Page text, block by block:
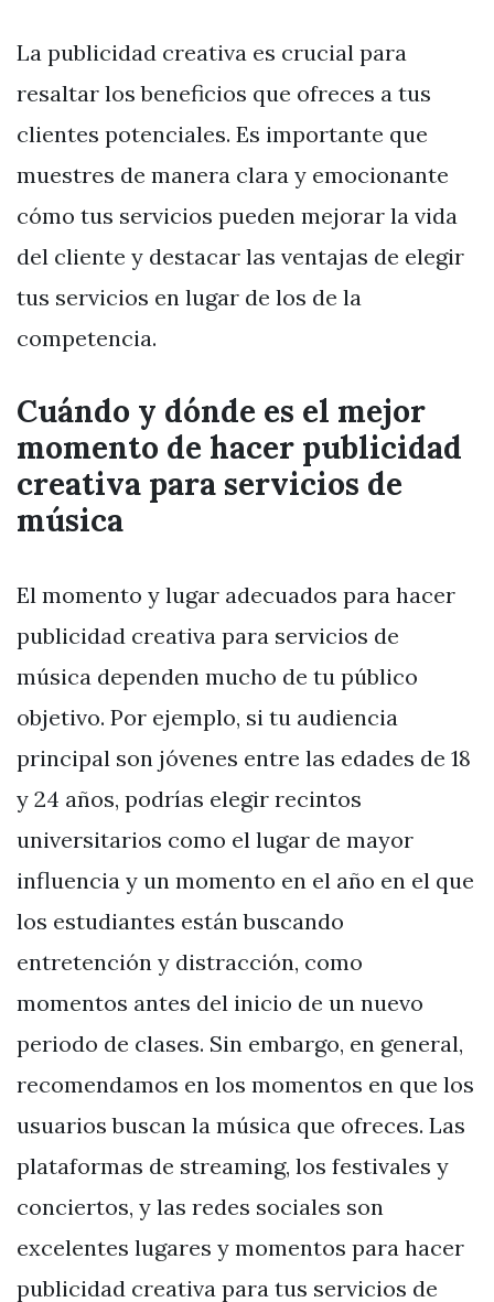
La publicidad creativa es crucial para
resaltar los beneficios que ofreces a tus
clientes potenciales. Es importante que
muestres de manera clara y emocionante
cómo tus servicios pueden mejorar la vida
del cliente y destacar las ventajas de elegir
tus servicios en lugar de los de la
competencia.
Cuándo y dónde es el mejor
momento de hacer publicidad
creativa para servicios de
música
El momento y lugar adecuados para hacer
publicidad creativa para servicios de
música dependen mucho de tu público
objetivo. Por ejemplo, si tu audiencia
principal son jóvenes entre las edades de 18
y 24 años, podrías elegir recintos
universitarios como el lugar de mayor
influencia y un momento en el año en el que
los estudiantes están buscando
entretención y distracción, como
momentos antes del inicio de un nuevo
periodo de clases. Sin embargo, en general,
recomendamos en los momentos en que los
usuarios buscan la música que ofreces. Las
plataformas de streaming, los festivales y
conciertos, y las redes sociales son
excelentes lugares y momentos para hacer
publicidad creativa para tus servicios de